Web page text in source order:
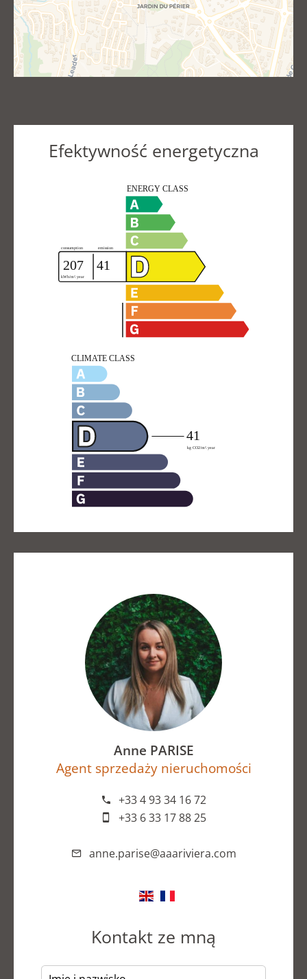
Anne PARISE
Agent sprzedaży nieruchomości
+33 4 93 34 16 72
+33 6 33 17 88 25
anne.parise@aaariviera.com
Kontakt ze mną
Efektywność energetyczna